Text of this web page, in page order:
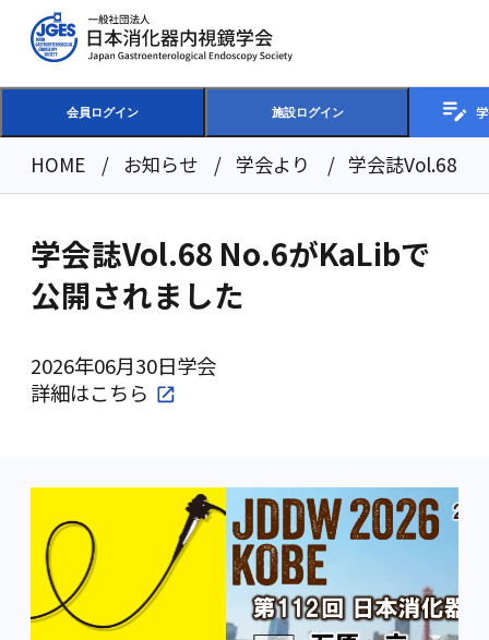
会員ログイン 施設ログイン
HOME お知らせ 学会より 学会誌Vol.68
2026年06月30日学会
学会誌Vol.68 No.6がKaLibで
公開されました
詳細はこちら